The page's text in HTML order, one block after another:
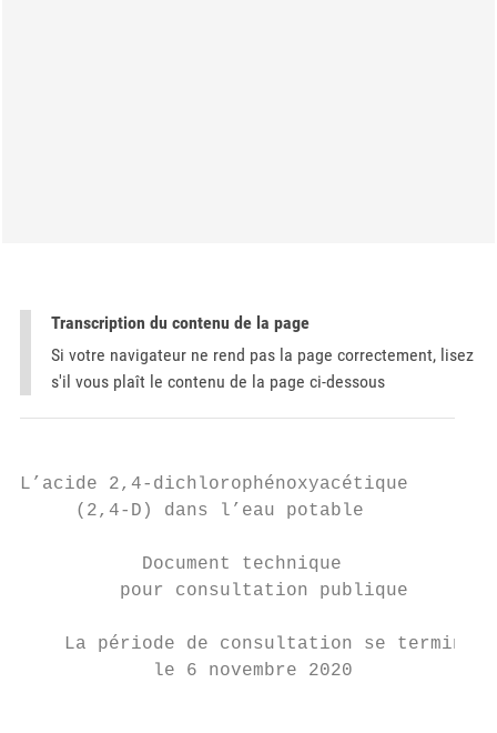
Transcription du contenu de la page
Si votre navigateur ne rend pas la page correctement, lisez
s'il vous plaît le contenu de la page ci-dessous
L’acide 2,4-dichlorophénoxyacétique
     (2,4-D) dans l’eau potable
           Document technique
         pour consultation publique
    La période de consultation se termine
            le 6 novembre 2020